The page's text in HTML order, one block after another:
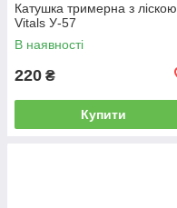
Катушка тримерна з ліскою
Vitals У-57
В наявності
220 ₴
Купити